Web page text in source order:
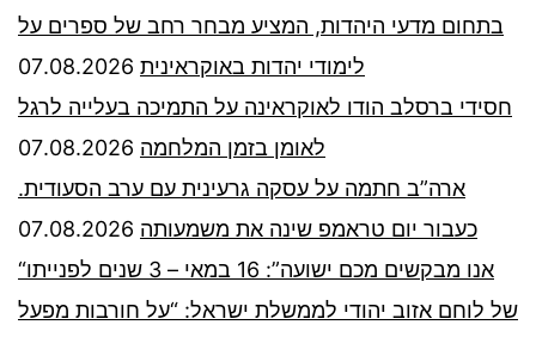
בתחום מדעי היהדות, המציע מבחר רחב של ספרים על
לימודי יהדות באוקראינית 07.08.2026
חסידי ברסלב הודו לאוקראינה על התמיכה בעלייה לרגל
לאומן בזמן המלחמה 07.08.2026
ארה”ב חתמה על עסקה גרעינית עם ערב הסעודית.
כעבור יום טראמפ שינה את משמעותה 07.08.2026
“אנו מבקשים מכם ישועה”: 16 במאי – 3 שנים לפנייתו
של לוחם אזוב יהודי לממשלת ישראל: “על חורבות מפעל